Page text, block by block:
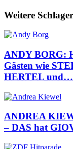
Weitere
ANDY BORG:
Gästen wie
HERTEL und…
ANDREA
– DAS hat